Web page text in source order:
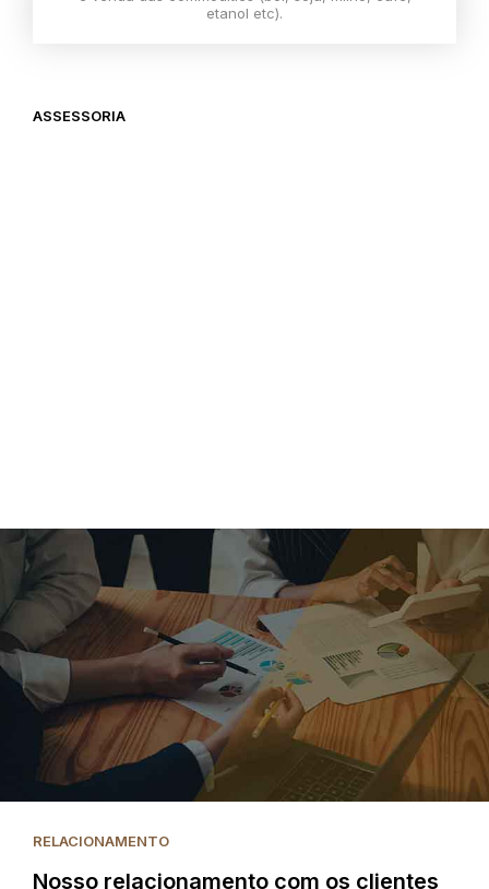
etanol etc).
ASSESSORIA
RELACIONAMENTO
Nosso relacionamento com os clientes